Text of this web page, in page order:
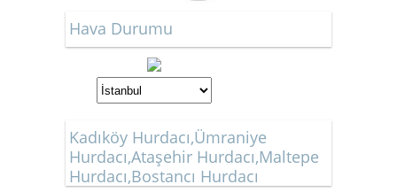
Hava Durumu
Kadıköy Hurdacı,Ümraniye
Hurdacı,Ataşehir Hurdacı,Maltepe
Hurdacı,Bostancı Hurdacı